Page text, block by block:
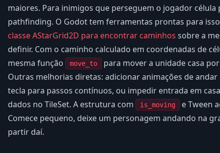
maiores. Para inimigos que perseguem o jogador célula
pathfinding. O Godot tem ferramentas prontas para
classe AStarGrid2D para encontrar caminhos sobre a
definir. Com o caminho calculado em coordenadas de
mesma função
move_to
para mover a unidade casa
Outras melhorias diretas: adicionar animações de
tecla para passos contínuos, ou impedir entrada em
dados no TileSet. A estrutura com
is_moving
e Tween
Comece pequeno, deixe um personagem andando na
partir daí.